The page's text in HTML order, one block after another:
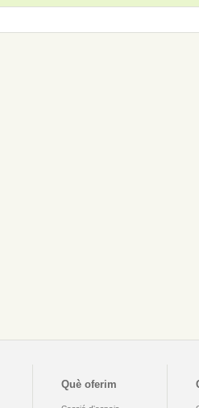
Què oferim